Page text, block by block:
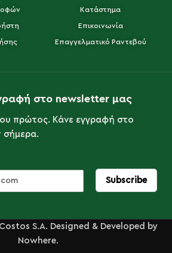
Κατάστημα
Επικοινωνία
Επαγγελματικό Ραντεβού
στο newsletter μας
πρώτος. Κάνε εγγραφή στο
σήμερα.
S.A. Designed & Developed by
Nowhere.